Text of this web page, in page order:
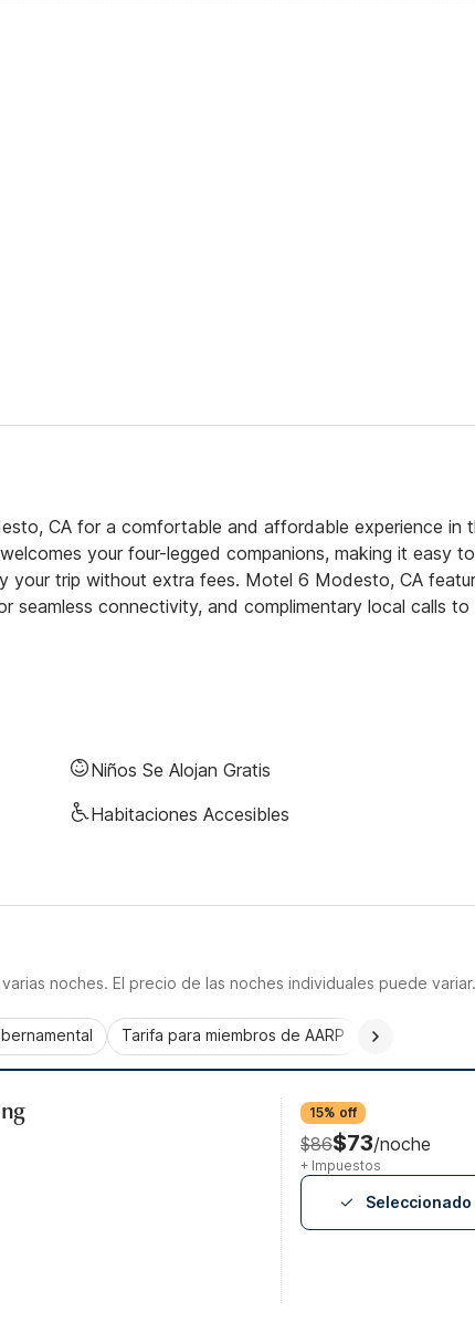
CA for a comfortable and affordable experience in
your four-legged companions, making it easy to
trip without extra fees. Motel 6 Modesto, CA
seamless connectivity, and complimentary local calls to
Niños Se Alojan Gratis
Habitaciones Accesibles
noches. El precio de las noches individuales puede variar.
Tarifa para miembros de AARP
15% off
$86$73/noche
+ Impuestos
Seleccionado